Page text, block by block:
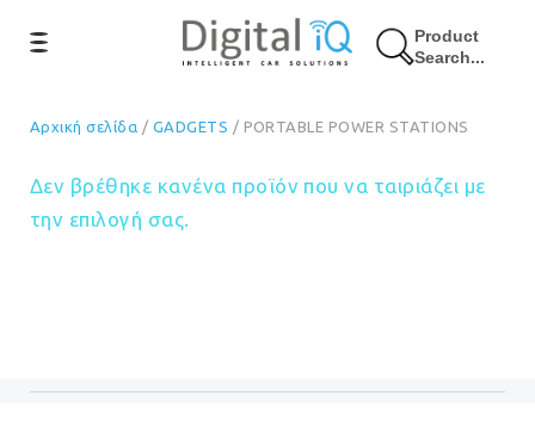
Product
Search...
Αρχική σελίδα / GADGETS / PORTABLE POWER STATIONS
Δεν βρέθηκε κανένα προϊόν που να ταιριάζει με
την επιλογή σας.